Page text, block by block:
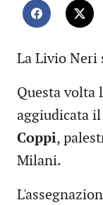
La Livio Neri
Questa volta
aggiudicata
Coppi,
Milani.